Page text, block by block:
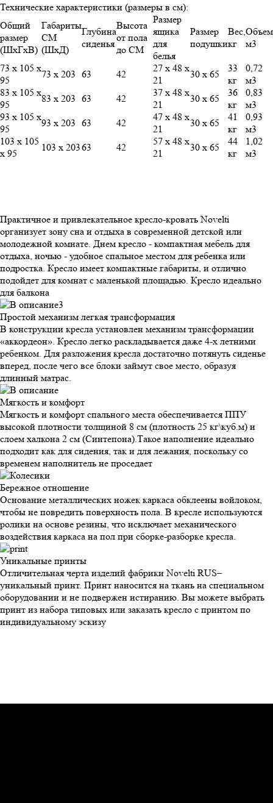
Технические характеристики (размеры в см):
Общий
размер
(ШхГхВ)
Габариты
СМ
(ШхД)
Глубина
сиденья
Высота
от пола
до СМ
Размер
ящика
для
белья
Размер
подушки
Вес,
кг
Объем
м3
73 х 105 х
95
73 х 203 63 42
27 х 48 х
21
30 х 65
33
кг
0,72
м3
83 х 105 х
95
83 х 203 63 42
37 х 48 х
21
30 х 65
36
кг
0,83
м3
93 х 105 х
95
93 х 203 63 42
47 х 48 х
21
30 х 65
41
кг
0,93
м3
103 х 105
х 95
103 х 20363 42
57 х 48 х
21
30 х 65
44
кг
1,02
м3
Практичное и привлекательное кресло-кровать Novelti
организует зону сна и отдыха в современной детской или
молодежной комнате. Днем кресло - компактная мебель для
отдыха, ночью - удобное спальное местом для ребенка или
подростка. Кресло имеет компактные габариты, и отлично
подойдет для комнат с маленькой площадью. Кресло идеально
для балкона
Простой механизм легкая трансформация
В конструкции кресла установлен механизм трансформации
«аккордеон». Кресло легко раскладывается даже 4-х летними
ребенком. Для разложения кресла достаточно потянуть сиденье
вперед, после чего все блоки займут свое место, образуя
длинный матрас.
Мягкость и комфорт
Мягкость и комфорт спального места обеспечивается ППУ
высокой плотности толщиной 8 см (плотность 25 кг\куб.м) и
слоем халкона 2 см (Синтепона).Такое наполнение идеально
подходит как для сидения, так и для лежания, поскольку со
временем наполнитель не проседает
Бережное отношение
Основание металлических ножек каркаса обклеены войлоком,
чтобы не повредить поверхность пола. В кресле используются
ролики на основе резины, что исключает механического
воздействия каркаса на пол при сборке-разборке кресла.
Уникальные принты
Отличительная черта изделий фабрики Novelti RUS–
уникальный принт. Принт наносится на ткань на специальном
оборудовании и не подвержен истиранию. Вы можете выбрать
принт из набора типовых или заказать кресло с принтом по
индивидуальному эскизу